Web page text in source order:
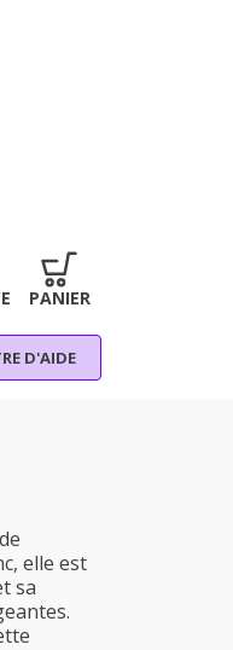
PANIER
D'AIDE
elle est
sa